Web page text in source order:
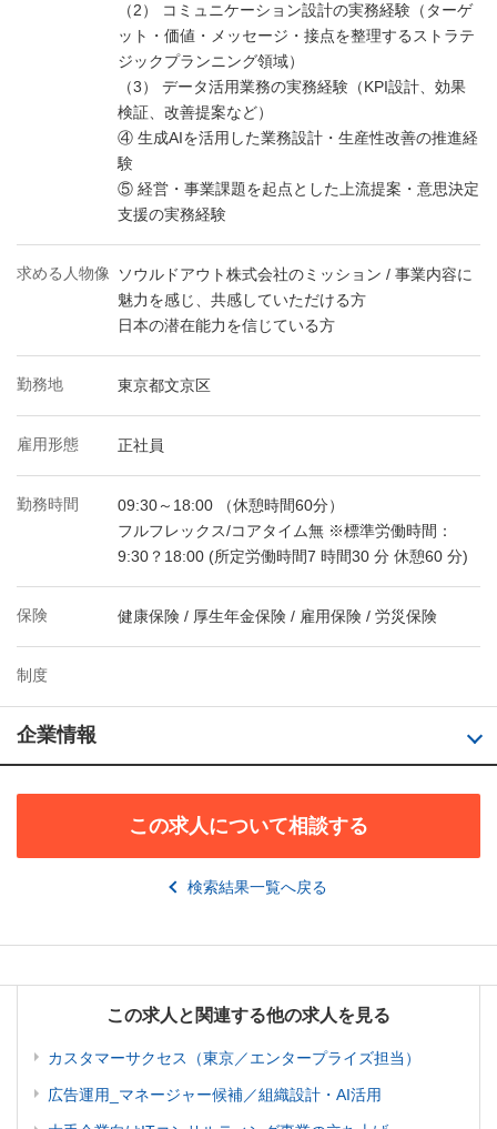
（2） コミュニケーション設計の実務経験（ターゲ
ット・価値・メッセージ・接点を整理するストラテ
ジックプランニング領域）
（3） データ活用業務の実務経験（KPI設計、効果
検証、改善提案など）
④ 生成AIを活用した業務設計・生産性改善の推進経
験
⑤ 経営・事業課題を起点とした上流提案・意思決定
支援の実務経験
求める人物像
ソウルドアウト株式会社のミッション / 事業内容に
魅力を感じ、共感していただける方
日本の潜在能力を信じている方
勤務地 東京都文京区
雇用形態 正社員
勤務時間
09:30～18:00 （休憩時間60分）
フルフレックス/コアタイム無 ※標準労働時間：
9:30？18:00 (所定労働時間7 時間30 分 休憩60 分)
保険 健康保険 / 厚生年金保険 / 雇用保険 / 労災保険
制度
企業情報
この求人について相談する
検索結果一覧へ戻る
この求人と関連する他の求人を見る
カスタマーサクセス（東京／エンタープライズ担当）
広告運用_マネージャー候補／組織設計・AI活用